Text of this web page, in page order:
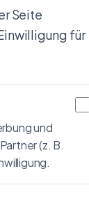
Seite
für
und
(z. B.